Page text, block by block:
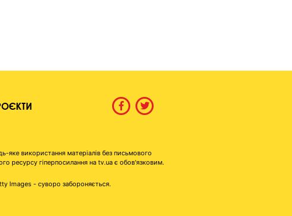
використання матеріалів без письмового
ресурсу гіперпосилання на tv.ua є обов'язковим.
Images - суворо забороняється.